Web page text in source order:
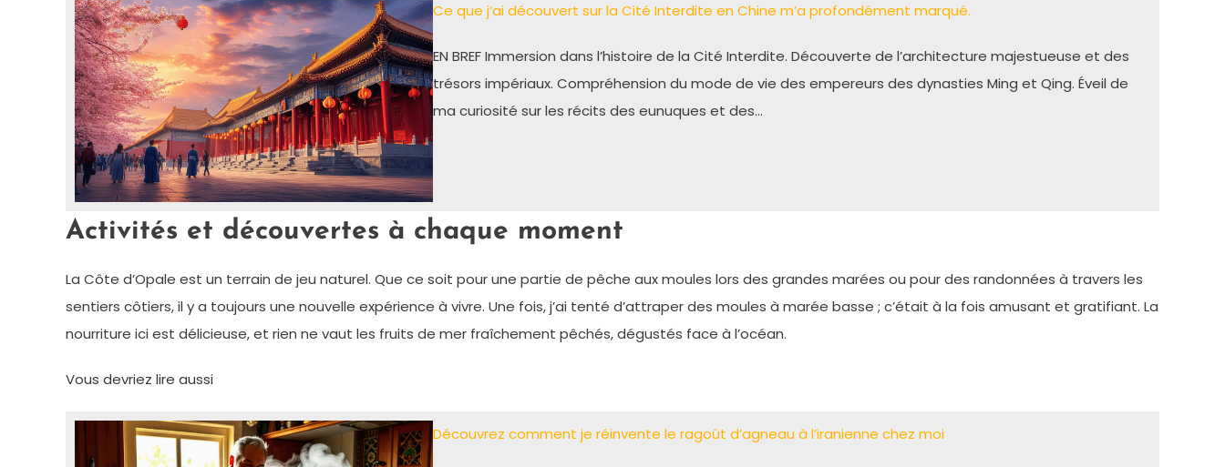
Ce que j’ai découvert sur la Cité Interdite en Chine m’a profondément marqué.
EN BREF Immersion dans l’histoire de la Cité Interdite. Découverte de l’architecture majestueuse et des
trésors impériaux. Compréhension du mode de vie des empereurs des dynasties Ming et Qing. Éveil de
ma curiosité sur les récits des eunuques et des…
Activités et découvertes à chaque moment
La Côte d’Opale est un terrain de jeu naturel. Que ce soit pour une partie de pêche aux moules lors des grandes marées ou pour des randonnées à travers les
sentiers côtiers, il y a toujours une nouvelle expérience à vivre. Une fois, j’ai tenté d’attraper des moules à marée basse ; c’était à la fois amusant et gratifiant. La
nourriture ici est délicieuse, et rien ne vaut les fruits de mer fraîchement pêchés, dégustés face à l’océan.
Vous devriez lire aussi
Découvrez comment je réinvente le ragoût d’agneau à l’iranienne chez moi